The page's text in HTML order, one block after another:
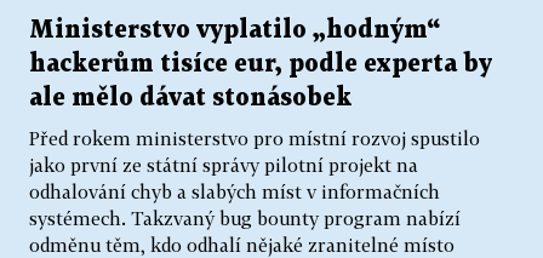
Ministerstvo vyplatilo „hodným“
hackerům tisíce eur, podle experta by
ale mělo dávat stonásobek
Před rokem ministerstvo pro místní rozvoj spustilo
jako první ze státní správy pilotní projekt na
odhalování chyb a slabých míst v informačních
systémech. Takzvaný bug bounty program nabízí
odměnu těm, kdo odhalí nějaké zranitelné místo